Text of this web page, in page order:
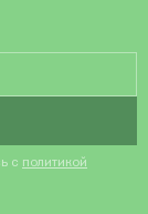
с политикой